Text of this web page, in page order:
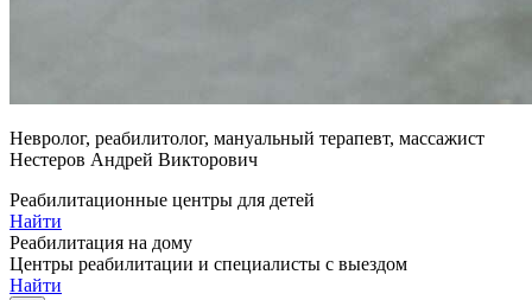
Невролог, реабилитолог, мануальный терапевт, массажист
Нестеров Андрей Викторович
Реабилитационные центры для детей
Найти
Реабилитация на дому
Центры реабилитации и специалисты с выездом
Найти